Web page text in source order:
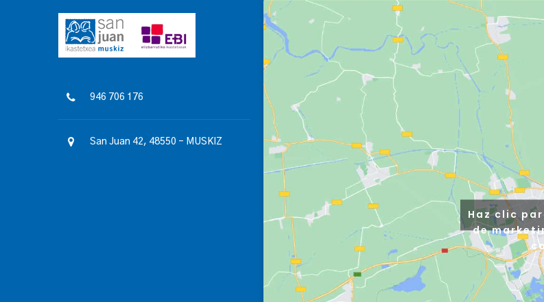
946 706 176
San Juan 42, 48550 – MUSKIZ
Haz clic
de